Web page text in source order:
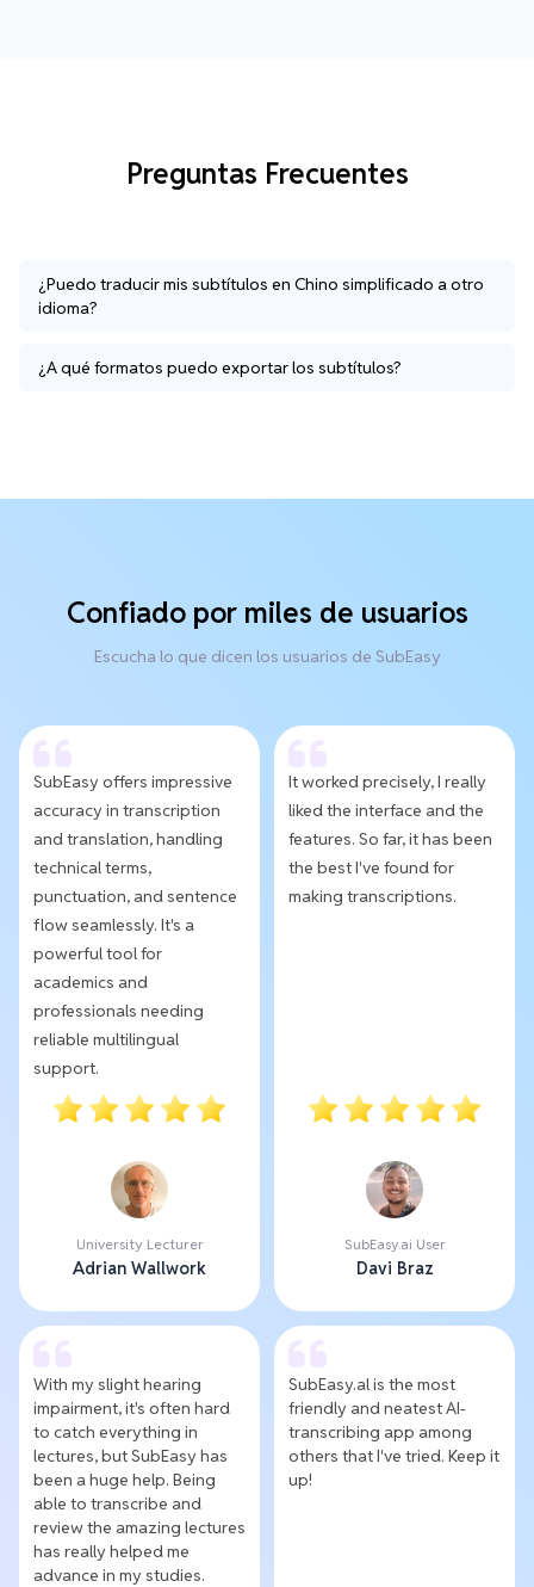
Preguntas Frecuentes
¿Puedo traducir mis subtítulos en Chino simplificado a otro
idioma?
¿A qué formatos puedo exportar los subtítulos?
Confiado por miles de usuarios
Escucha lo que dicen los usuarios de SubEasy
SubEasy offers impressive
accuracy in transcription
and translation, handling
technical terms,
punctuation, and sentence
flow seamlessly. It's a
powerful tool for
academics and
professionals needing
reliable multilingual
support.
University Lecturer
Adrian Wallwork
It worked precisely, I really
liked the interface and the
features. So far, it has been
the best I've found for
making transcriptions.
SubEasy.ai User
Davi Braz
With my slight hearing
impairment, it's often hard
to catch everything in
lectures, but SubEasy has
been a huge help. Being
able to transcribe and
review the amazing lectures
has really helped me
advance in my studies.
SubEasy.al is the most
friendly and neatest AI-
transcribing app among
others that I've tried. Keep it
up!